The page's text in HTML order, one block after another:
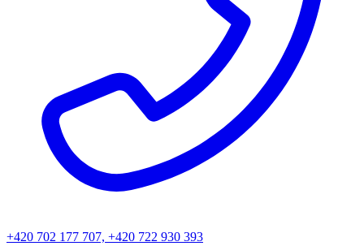
+420 702 177 707, +420 722 930 393